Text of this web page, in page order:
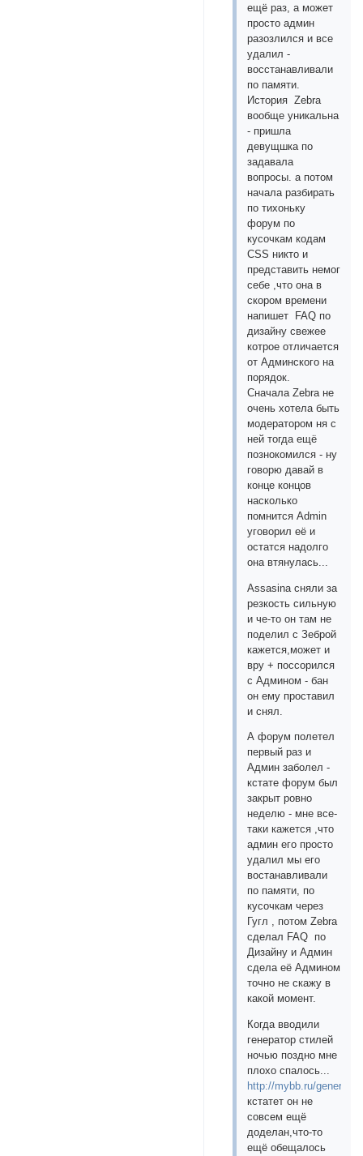
ещё раз, а может
просто админ
разозлился и все
удалил -
восстанавливали
по памяти.
История Zebra
вообще уникальна
- пришла
девущшка по
задавала
вопросы. а потом
начала разбирать
по тихоньку
форум по
кусочкам кодам
СSS никто и
представить немог
себе ,что она в
скором времени
напишет FAQ по
дизайну свежее
котрое отличается
от Админского на
порядок.
Сначала Zebra не
очень хотела быть
модератором ня с
ней тогда ещё
познокомился - ну
говорю давай в
конце концов
насколько
помнится Admin
уговорил её и
остатся надолго
она втянулась...
Assasina сняли за
резкость сильную
и че-то он там не
поделил с Зеброй
кажется,может и
вру + поссорился
с Админом - бан
он ему проставил
и снял.
А форум полетел
первый раз и
Админ заболел -
кстате форум был
закрыт ровно
неделю - мне все-
таки кажется ,что
админ его просто
удалил мы его
востанавливали
по памяти, по
кусочкам через
Гугл , потом Zebra
сделал FAQ по
Дизайну и Админ
сдела её Админом
точно не скажу в
какой момент.
Когда вводили
генератор стилей
ночью поздно мне
плохо спалось...
http://mybb.ru/generator/
кстатет он не
совсем ещё
доделан,что-то
ещё обещалось